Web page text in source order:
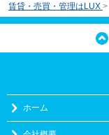
賃貸・売買・管理はLUX >
ホーム